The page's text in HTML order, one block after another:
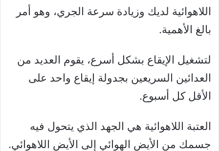
اللاهوائية لديك وزيادة سرعة الجري، وهو أمر
بالغ الأهمية.
لتشغيل الإيقاع بشكل أسرع، يقوم العديد من
العدائين السريعين بجدولة إيقاع واحد على
الأقل كل أسبوع.
العتبة اللاهوائية هي الجهد الذي يتحول فيه
جسمك من الأيض الهوائي إلى الأيض اللاهوائي.